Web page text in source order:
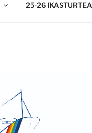
25-26 IKASTURTEA